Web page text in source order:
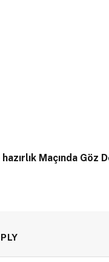
Maçında Göz